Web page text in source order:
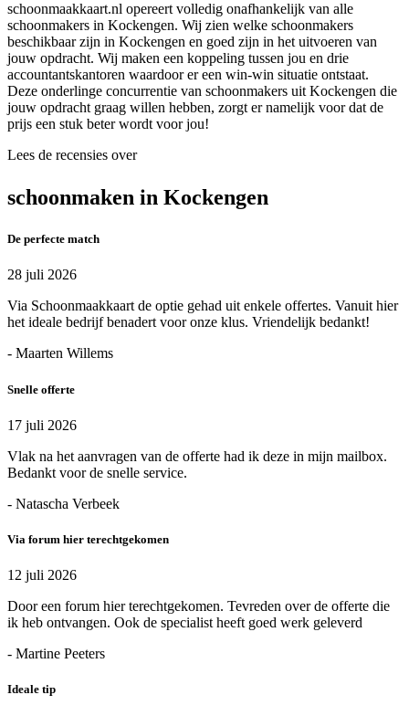
schoonmaakkaart.nl opereert volledig onafhankelijk van alle
schoonmakers in Kockengen. Wij zien welke schoonmakers
beschikbaar zijn in Kockengen en goed zijn in het uitvoeren van
jouw opdracht. Wij maken een koppeling tussen jou en drie
accountantskantoren waardoor er een win-win situatie ontstaat.
Deze onderlinge concurrentie van schoonmakers uit Kockengen die
jouw opdracht graag willen hebben, zorgt er namelijk voor dat de
prijs een stuk beter wordt voor jou!
Lees de recensies over
schoonmaken in Kockengen
De perfecte match
28 juli 2026
Via Schoonmaakkaart de optie gehad uit enkele offertes. Vanuit hier
het ideale bedrijf benadert voor onze klus. Vriendelijk bedankt!
- Maarten Willems
Snelle offerte
17 juli 2026
Vlak na het aanvragen van de offerte had ik deze in mijn mailbox.
Bedankt voor de snelle service.
- Natascha Verbeek
Via forum hier terechtgekomen
12 juli 2026
Door een forum hier terechtgekomen. Tevreden over de offerte die
ik heb ontvangen. Ook de specialist heeft goed werk geleverd
- Martine Peeters
Ideale tip